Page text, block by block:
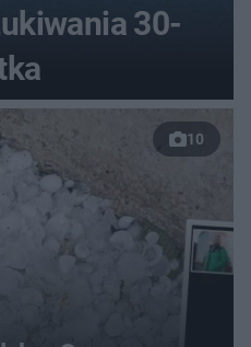
30-
10